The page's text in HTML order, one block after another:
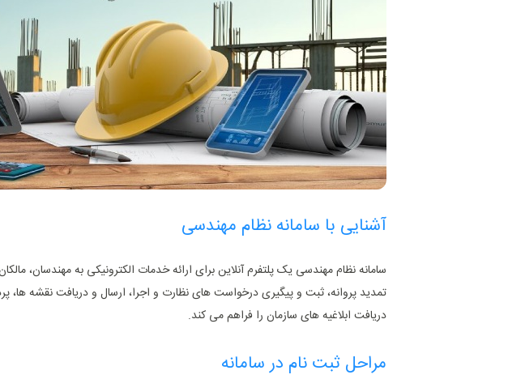
آشنایی با سامانه نظام مهندسی
سامانه نظام مهندسی یک پلتفرم آنلاین برای ارائه خدمات الکترونیکی به مهندسان،
تمدید پروانه، ثبت و پیگیری درخواست ‌های نظارت و اجرا، ارسال و دریافت نقشه‌
دریافت ابلاغیه‌ های سازمان را فراهم می ‌کند.
مراحل ثبت نام در سامانه